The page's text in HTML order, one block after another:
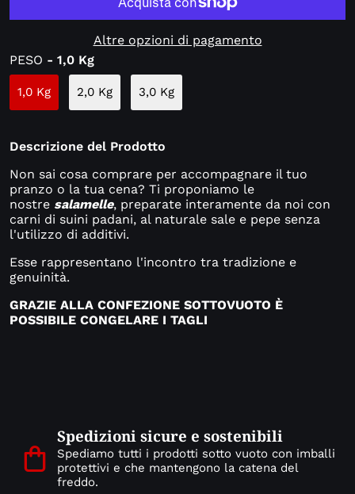
Altre opzioni di pagamento
PESO - 1,0 Kg
1,0 Kg 2,0 Kg 3,0 Kg
Descrizione del Prodotto
Non sai cosa comprare per accompagnare il tuo
pranzo o la tua cena? Ti proponiamo le
nostre salamelle, preparate interamente da noi con
carni di suini padani, al naturale sale e pepe senza
l'utilizzo di additivi.
Esse rappresentano l'incontro tra tradizione e
genuinità.
GRAZIE ALLA CONFEZIONE SOTTOVUOTO È
POSSIBILE CONGELARE I TAGLI
Spedizioni sicure e sostenibili
Spediamo tutti i prodotti sotto vuoto con imballi
protettivi e che mantengono la catena del
freddo.